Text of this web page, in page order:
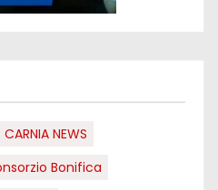
CARNIA NEWS
Bonifica